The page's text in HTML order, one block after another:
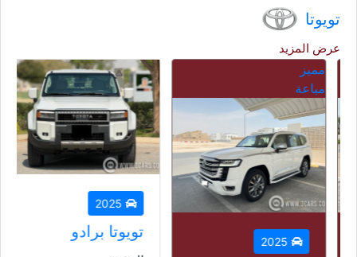
تويوتا
عرض المزيد
مميز
مباعة
2025
2025
تويوتا برادو